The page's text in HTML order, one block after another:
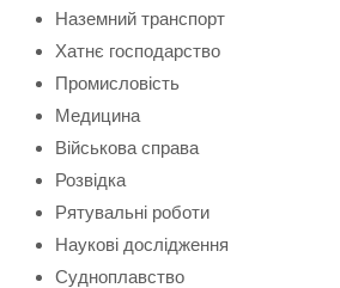
Наземний транспорт
Хатнє господарство
Промисловість
Медицина
Військова справа
Розвідка
Рятувальні роботи
Наукові дослідження
Судноплавство